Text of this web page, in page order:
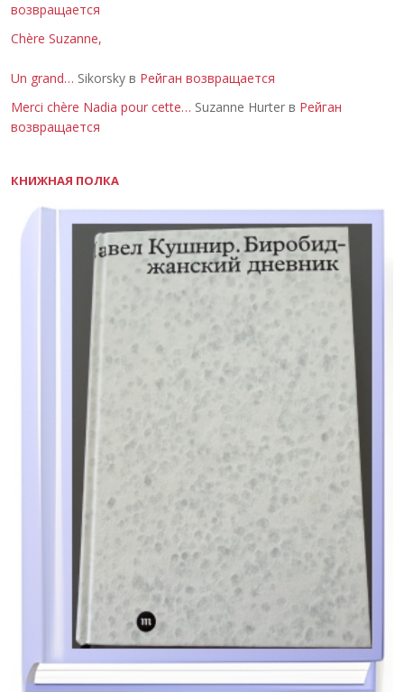
возвращается
Chère Suzanne,
Un grand… Sikorsky в Рейган возвращается
Merci chère Nadia pour cette… Suzanne Hurter в Рейган
возвращается
КНИЖНАЯ ПОЛКА